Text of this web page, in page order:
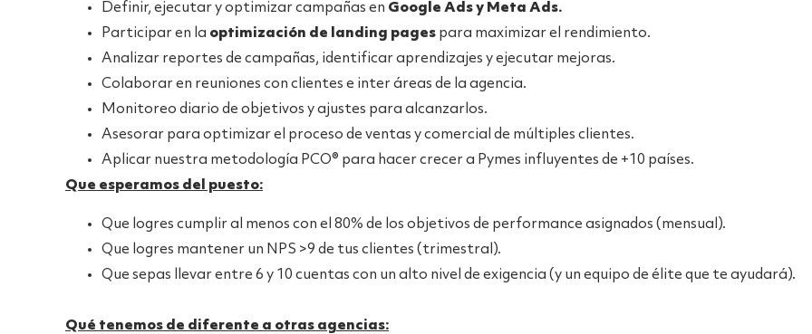
Definir, ejecutar y optimizar campañas en Google Ads y Meta Ads.
Participar en la optimización de landing pages para maximizar el rendimiento.
Analizar reportes de campañas, identificar aprendizajes y ejecutar mejoras.
Colaborar en reuniones con clientes e inter áreas de la agencia.
Monitoreo diario de objetivos y ajustes para alcanzarlos.
Asesorar para optimizar el proceso de ventas y comercial de múltiples clientes.
Aplicar nuestra metodología PCO® para hacer crecer a Pymes influyentes de +10 países.
Que esperamos del puesto:
Que logres cumplir al menos con el 80% de los objetivos de performance asignados (mensual).
Que logres mantener un NPS >9 de tus clientes (trimestral).
Que sepas llevar entre 6 y 10 cuentas con un alto nivel de exigencia (y un equipo de élite que te ayudará).
Qué tenemos de diferente a otras agencias: